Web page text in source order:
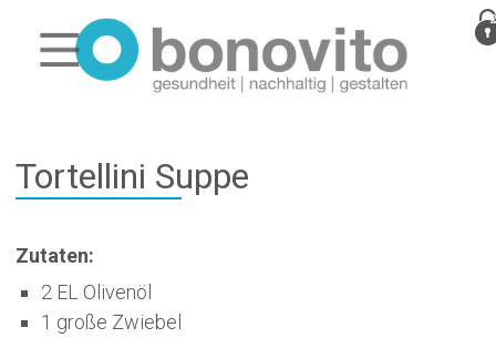
Tortellini Suppe
Zutaten:
2 EL Olivenöl
1 große Zwiebel